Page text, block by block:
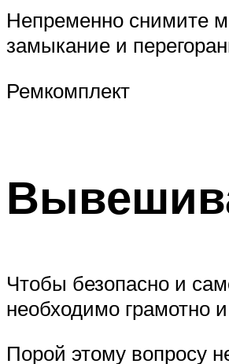
Меню
Непременно снимите
замыкание и
Ремкомплект
Чтобы безопасно и
необходимо грамотно
Порой этому вопросу